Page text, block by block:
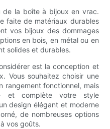
de la boîte à bijoux en vrac.
faite de matériaux durables
vos bijoux des dommages
en bois, en métal ou en
solides et durables.
est la conception et
Vous souhaitez choisir une
rangement fonctionnel, mais
et complète votre style
design élégant et moderne
de nombreuses options
vos goûts.